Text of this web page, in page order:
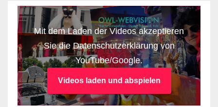
Mit dem Laden der Videos akzeptieren
Sie die Datenschutzerklärung von
YouTube/Google.
Videos laden und abspielen